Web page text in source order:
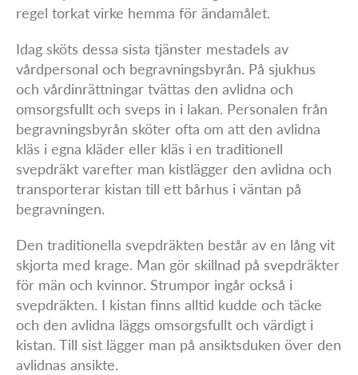
v
n
i
n
g
s
b
y
r
å
regel torkat virke hemma för ändamålet.
Idag sköts dessa sista tjänster mestadels av
vårdpersonal och begravningsbyrån. På sjukhus
och vårdinrättningar tvättas den avlidna och
omsorgsfullt och sveps in i lakan. Personalen från
begravningsbyrån sköter ofta om att den avlidna
kläs i egna kläder eller kläs i en traditionell
svepdräkt varefter man kistlägger den avlidna och
transporterar kistan till ett bårhus i väntan på
begravningen.
Den traditionella svepdräkten består av en lång vit
skjorta med krage. Man gör skillnad på svepdräkter
för män och kvinnor. Strumpor ingår också i
svepdräkten. I kistan finns alltid kudde och täcke
och den avlidna läggs omsorgsfullt och värdigt i
kistan. Till sist lägger man på ansiktsduken över den
avlidnas ansikte.